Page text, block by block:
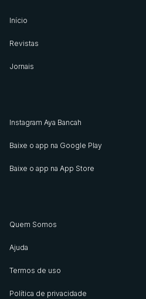
Início
Revistas
Jornais
Instagram Aya Bancah
Baixe o app na Google Play
Baixe o app na App Store
Quem Somos
Ajuda
Termos de uso
Política de privacidade